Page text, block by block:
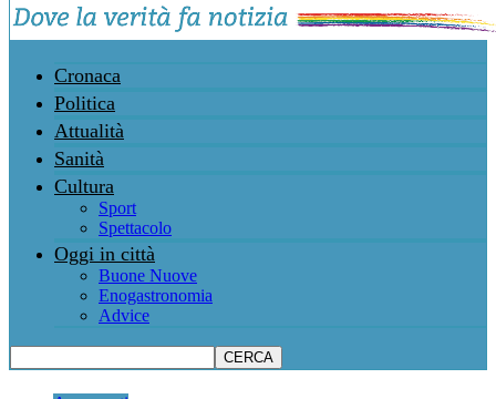
Cronaca
Politica
Attualità
Sanità
Cultura
Sport
Spettacolo
Oggi in città
Buone Nuove
Enogastronomia
Advice